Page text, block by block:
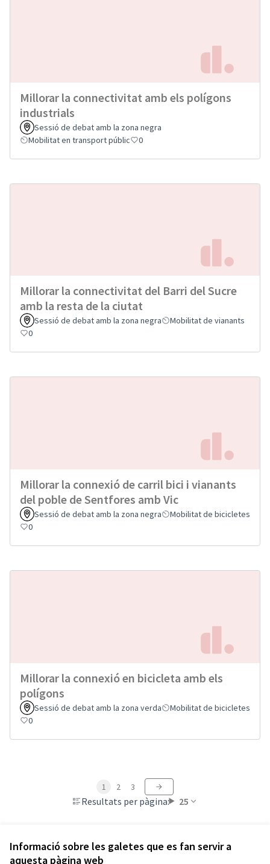
Informació sobre les galetes que es fan servir a
aquesta pàgina web
Millorar la connectivitat amb els polígons
industrials
Sessió de debat amb la zona negra
Mobilitat en transport públic
0
Millorar la connectivitat del Barri del Sucre
amb la resta de la ciutat
Sessió de debat amb la zona negra
Mobilitat de vianants
0
Millorar la connexió de carril bici i vianants
del poble de Sentfores amb Vic
Sessió de debat amb la zona negra
Mobilitat de bicicletes
0
Millorar la connexió en bicicleta amb els
polígons
Sessió de debat amb la zona verda
Mobilitat de bicicletes
0
Resultats per pàgina: 25
1 2 3
Termes i condicions d'ús